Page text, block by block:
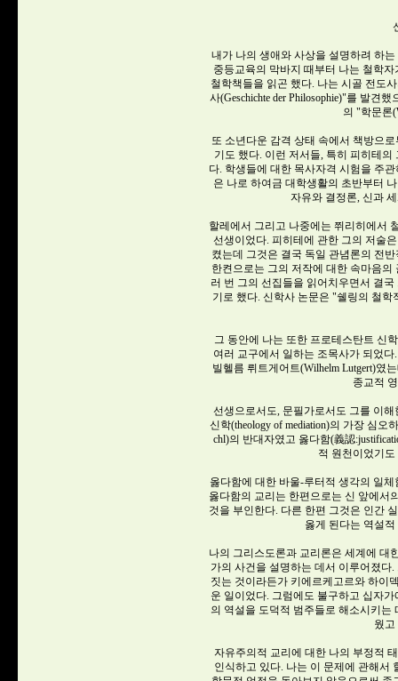
내가 나의 생애와 사상을 설명하려 하
중등교육의 막바지 때부터 나는 철학
철학책들을 읽곤 했다. 나는 시골 전도
사(Geschichte der Philosophie)"를 발견
의 "학문론
또 소년다운 감격 상태 속에서 책방으
기도 했다. 이런 저서들, 특히 피히테
다. 학생들에 대한 목사자격 시험을 주
은 나로 하여금 대학생활의 초반부터
자유와 결정론, 신과
할레에서 그리고 나중에는 쮜리히에서
선생이었다. 피히테에 관한 그의 저술
켰는데 그것은 결국 독일 관념론의 전
한켠으로는 그의 저작에 대한 속마음
러 번 그의 선집들을 읽어치우면서 결
기로 했다. 신학사 논문은 "쉘링의 철
그 동안에 나는 또한 프로테스탄트 신
여러 교구에서 일하는 조목사가 되었
빌헬름 뤼트게어트(Wilhelm Lutgert)였
종교적
선생으로서도, 문필가로서도 그를 이
신학(theology of mediation)의 가장 심
chl)의 반대자였고 옳다함(義認
적 원천이었기
옳다함에 대한 바울-루터적 생각의 일
옳다함의 교리는 한편으로는 신 앞에서
것을 부인한다. 다른 한편 그것은 인간
옳게 된다는 역설
나의 그리스도론과 교리론은 세계에 대
가의 사건을 설명하는 데서 이루어졌다
짓는 것이라든가 키에르케고르와 하이
운 일이었다. 그럼에도 불구하고 십자
의 역설을 도덕적 범주들로 해소시키
웠
자유주의적 교리에 대한 나의 부정적
인식하고 있다. 나는 이 문제에 관해서